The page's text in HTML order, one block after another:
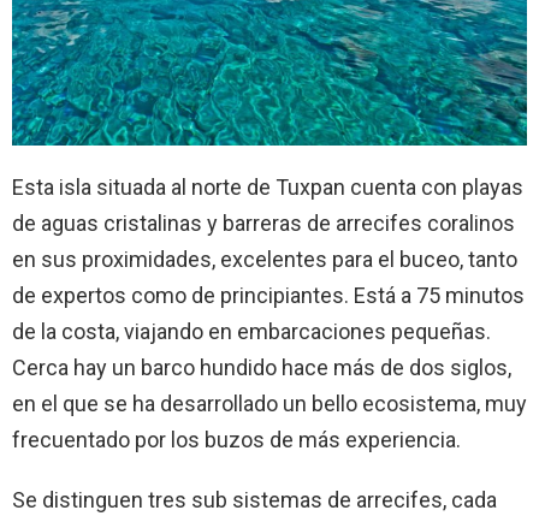
Esta isla situada al norte de Tuxpan cuenta con playas
de aguas cristalinas y barreras de arrecifes coralinos
en sus proximidades, excelentes para el buceo, tanto
de expertos como de principiantes. Está a 75 minutos
de la costa, viajando en embarcaciones pequeñas.
Cerca hay un barco hundido hace más de dos siglos,
en el que se ha desarrollado un bello ecosistema, muy
frecuentado por los buzos de más experiencia.
Se distinguen tres sub sistemas de arrecifes, cada